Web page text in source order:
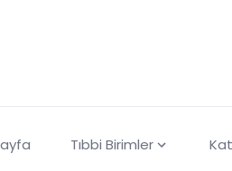
Tıbbi Birimler